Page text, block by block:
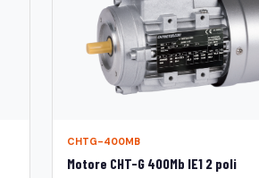
CHTG-400MB
Motore CHT-G 400Mb IE1 2 poli